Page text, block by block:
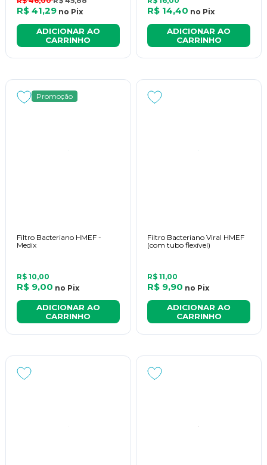
R$ 41,29 no Pix
ADICIONAR AO
CARRINHO
R$ 14,40 no Pix
ADICIONAR AO
CARRINHO
Promoção
Filtro Bacteriano HMEF -
Medix
R$ 10,00
R$ 9,00 no Pix
ADICIONAR AO
CARRINHO
Filtro Bacteriano Viral HMEF
(com tubo flexível)
R$ 11,00
R$ 9,90 no Pix
ADICIONAR AO
CARRINHO